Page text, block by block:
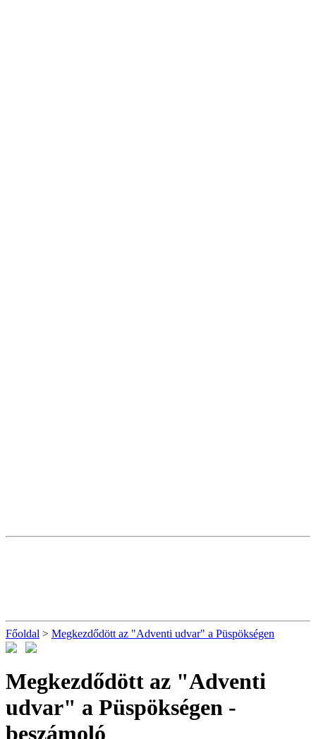
Főoldal > Megkezdődött az "Adventi udvar" a Püspökségen
Megkezdődött az "Adventi
udvar" a Püspökségen -
beszámoló